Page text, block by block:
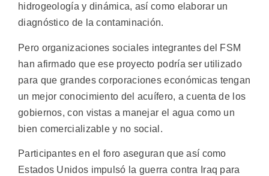
hidrogeología y dinámica, así como elaborar un
diagnóstico de la contaminación.
Pero organizaciones sociales integrantes del FSM
han afirmado que ese proyecto podría ser utilizado
para que grandes corporaciones económicas tengan
un mejor conocimiento del acuífero, a cuenta de los
gobiernos, con vistas a manejar el agua como un
bien comercializable y no social.
Participantes en el foro aseguran que así como
Estados Unidos impulsó la guerra contra Iraq para